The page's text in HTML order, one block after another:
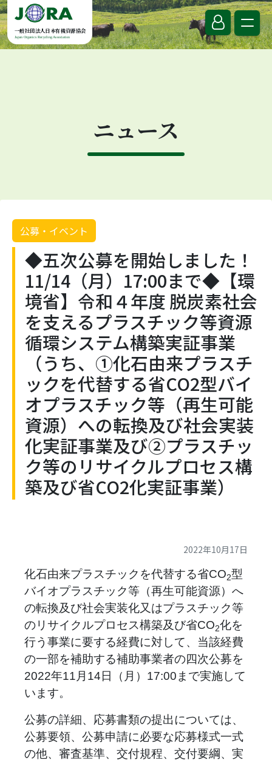
Skip to content
一般社団法人日本有機資源協会
Japan Organics Recycling Association
ニュース
公募・イベント
◆五次公募を開始しました！
11/14（月）17:00まで◆【環
境省】令和４年度 脱炭素社会
を支えるプラスチック等資源
循環システム構築実証事業
（うち、①化石由来プラスチ
ックを代替する省CO2型バイ
オプラスチック等（再生可能
資源）への転換及び社会実装
化実証事業及び②プラスチッ
ク等のリサイクルプロセス構
築及び省CO2化実証事業）
2022年10月17日
化石由来プラスチックを代替する省CO2型
バイオプラスチック等（再生可能資源）へ
の転換及び社会実装化又はプラスチック等
のリサイクルプロセス構築及び省CO2化を
行う事業に要する経費に対して、当該経費
の一部を補助する補助事業者の四次公募を
2022年11月14日（月）17:00まで実施して
います。
公募の詳細、応募書類の提出については、
公募要領、公募申請に必要な応募様式一式
の他、審査基準、交付規程、交付要綱、実